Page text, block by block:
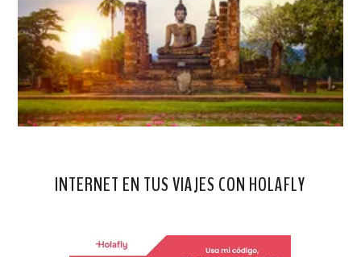
INTERNET EN TUS VIAJES CON HOLAFLY